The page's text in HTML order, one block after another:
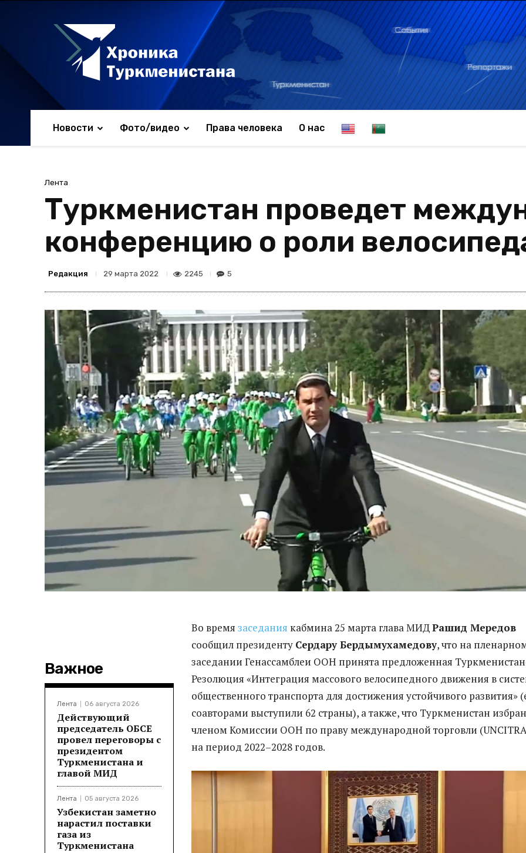
Новости Фото/видео Права человека О нас E
h
T
k
n
c
e
Лента
Туркменистан проведет
конференцию о роли
Редакция 29 марта 2022 2245 5
Важное
Лента 06 августа 2026
Действующий
председатель ОБСЕ
провел переговоры с
президентом
Туркменистана и
главой МИД
Лента 05 августа 2026
Узбекистан заметно
нарастил поставки
газа из
Туркменистана
Во время заседания кабмина 25 марта глава МИДРашид Мередов
сообщил президенту Сердару Бердымухамедову, что на
заседании Генассамблеи ООН принята предложенная
Резолюция «Интеграция массового велосипедного движения в
общественного транспорта для достижения устойчивого развития»
соавторами выступили 62 страны), а также, что Туркменистан избран
членом Комиссии ООН по праву международной торговли
на период 2022–2028 годов.